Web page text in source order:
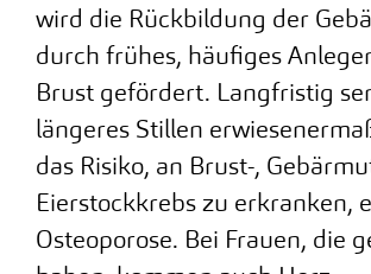
wird die Rückbildung der
durch frühes, häufiges
Brust gefördert. Langfristig
längeres Stillen
das Risiko, an Brust-,
Eierstockkrebs zu erkranken,
Osteoporose. Bei Frauen, die